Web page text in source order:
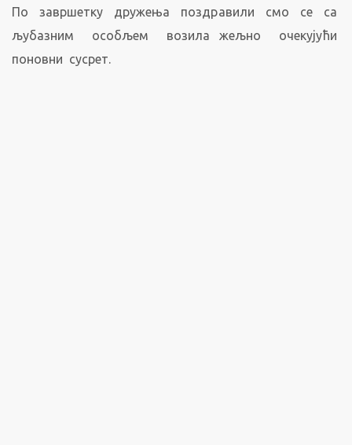
По завршетку дружења поздравили смо се са
љубазним особљем возила жељно очекујући
поновни сусрет.